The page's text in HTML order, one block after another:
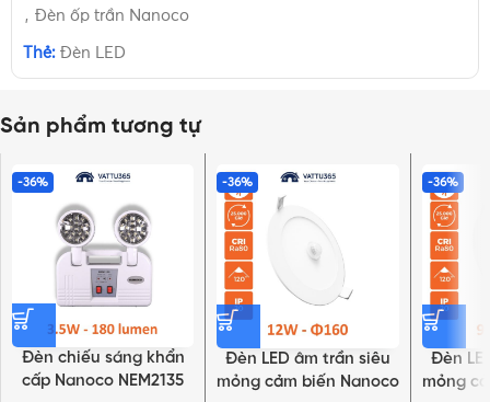
, Đèn ốp trần Nanoco
Thẻ: Đèn LED
Sản phẩm tương tự
-36%
Đèn chiếu sáng khẩn
cấp Nanoco NEM2135
-36%
Đèn LED âm trần siêu
mỏng cảm biến Nanoco
-36%
Đèn
mỏng